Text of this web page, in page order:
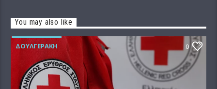
You may also like
ΔΟΥΛΓΕΡΆΚΗ 0